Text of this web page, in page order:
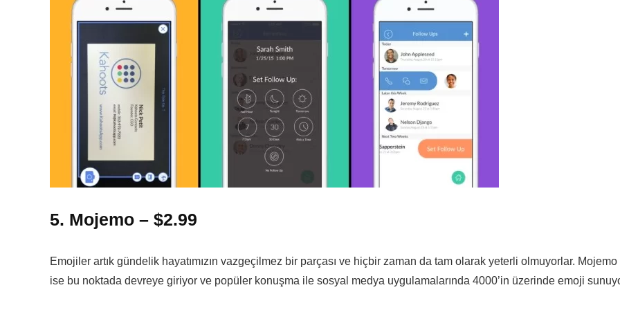
5. Mojemo – $2.99
Emojiler artık gündelik hayatımızın vazgeçilmez bir parçası ve hiçbir zaman da tam olarak yeterli olmuyorlar. Mojemo
ise bu noktada devreye giriyor ve popüler konuşma ile sosyal medya uygulamalarında 4000’in üzerinde emoji